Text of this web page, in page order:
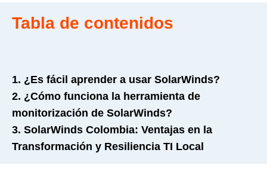
Tabla de contenidos
1. ¿Es fácil aprender a usar SolarWinds?
2. ¿Cómo funciona la herramienta de
monitorización de SolarWinds?
3. SolarWinds Colombia: Ventajas en la
Transformación y Resiliencia TI Local